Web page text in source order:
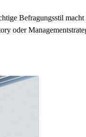
Befragungsstil
oder